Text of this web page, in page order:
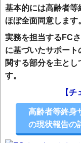
基本的には高齢者等
ほぼ全面同意します
実務を担当するFC
に基づいたサポー
関する部分を主と
す。
【
高齢者等終身
の現状報告の